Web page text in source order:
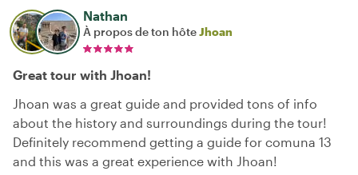
Nathan
À propos de ton hôteJhoan
Great tour with Jhoan!
Jhoan was a great guide and provided tons of info
about the history and surroundings during the tour!
Definitely recommend getting a guide for comuna 13
and this was a great experience with Jhoan!